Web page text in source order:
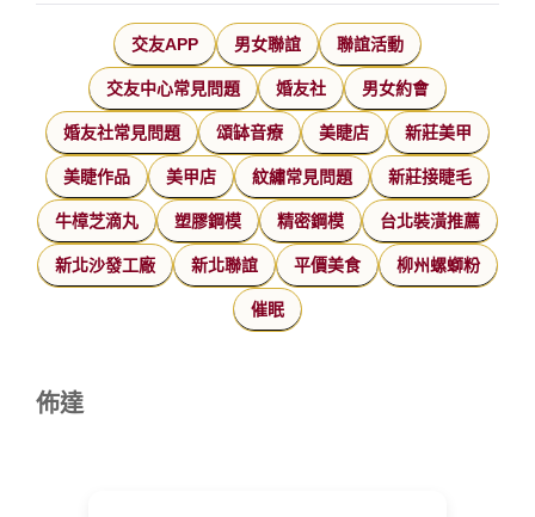
交友APP 男女聯誼 聯誼活動
交友中心常見問題 婚友社 男女約會
婚友社常見問題 頌缽音療 美睫店 新莊美甲
美睫作品 美甲店 紋繡常見問題 新莊接睫毛
牛樟芝滴丸 塑膠鋼模 精密鋼模 台北裝潢推薦
新北沙發工廠 新北聯誼 平價美食 柳州螺螄粉
催眠
佈達